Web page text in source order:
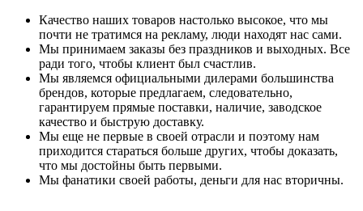
Качество наших товаров настолько высокое, что мы
почти не тратимся на рекламу, люди находят нас сами.
Мы принимаем заказы без праздников и выходных. Все
ради того, чтобы клиент был счастлив.
Мы являемся официальными дилерами большинства
брендов, которые предлагаем, следовательно,
гарантируем прямые поставки, наличие, заводское
качество и быструю доставку.
Мы еще не первые в своей отрасли и поэтому нам
приходится стараться больше других, чтобы доказать,
что мы достойны быть первыми.
Мы фанатики своей работы, деньги для нас вторичны.